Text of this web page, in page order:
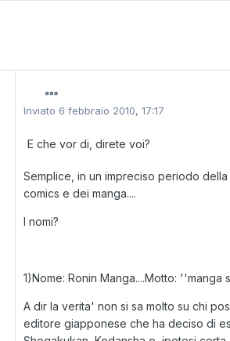
Inviato 6 febbraio 2010, 17:17
E che vor di, direte voi?
Semplice, in un impreciso periodo
comics e dei manga....
I nomi?
1)Nome: Ronin Manga....Motto: ''manga
A dir la verita' non si sa molto su chi
editore giapponese che ha deciso di